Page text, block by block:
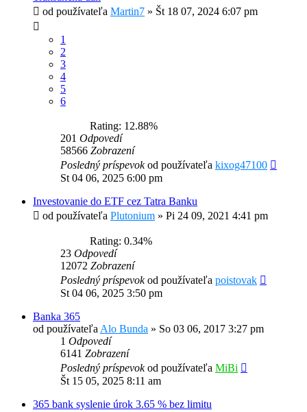
od používateľa Martin7 » Št 18 07, 2024 6:07 pm
1
2
3
4
5
6
Rating: 12.88%
201 Odpovedí
58566 Zobrazení
Posledný príspevokod používateľa kixog47100
St 04 06, 2025 6:00 pm
Investovanie do ETF cez Tatra Banku
od používateľa Plutonium » Pi 24 09, 2021 4:41 pm
Rating: 0.34%
23 Odpovedí
12072 Zobrazení
Posledný príspevokod používateľa poistovak
St 04 06, 2025 3:50 pm
Banka 365
od používateľaAlo Bunda » So 03 06, 2017 3:27 pm
1 Odpovedí
6141 Zobrazení
Posledný príspevokod používateľa MiBi
Št 15 05, 2025 8:11 am
365 bank syslenie úrok 3.65 % bez limitu